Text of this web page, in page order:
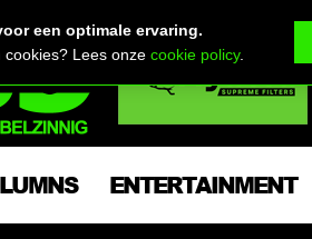
ENTERTAINMENT
een optimale ervaring.
cookies? Lees onzecookie policy.